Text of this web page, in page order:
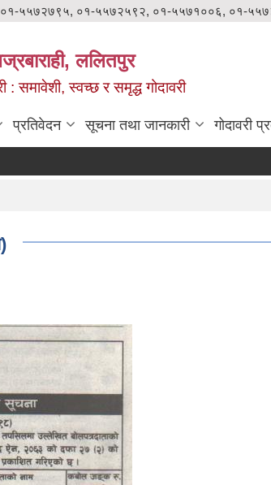
०१-५५७२७९५, ०१-५५७२५९२, ०१-५५७१००६, ०१-
ललितपुर
: समावेशी, स्वच्छ र समृद्ध गोदावरी
प्रतिवेदन सूचना तथा जानकारी गोदावरी